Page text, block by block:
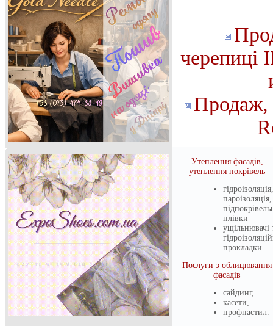
черепиці
Продаж,
Утеплення фасадів,
утеплення покрівель
гідроізоляція,
пароізоляція,
плівки
ущільнювачі
прокладки.
Послуги з облицювання
фасадів
сайдинг,
касети,
профнастил.